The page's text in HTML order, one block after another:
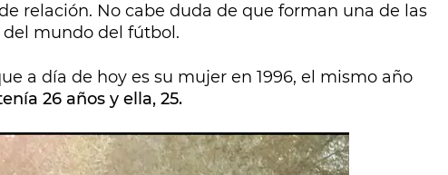
relación. No cabe duda de que forman una de las
mundo del fútbol.
a día de hoy es su mujer en 1996, el mismo año
26 años y ella, 25.